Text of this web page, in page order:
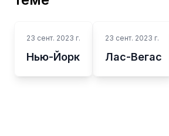
23 сент. 2023 г.
Нью-Йорк
23 сент. 2023 г.
Лас-Вегас